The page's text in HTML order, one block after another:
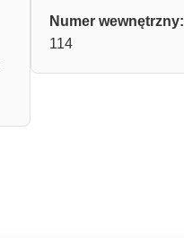
Numer wewnętrzny:
114